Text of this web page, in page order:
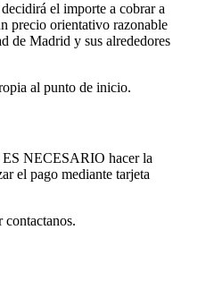
el importe a cobrar a
precio orientativo razonable
de Madrid y sus alrededores
al punto de inicio.
ES NECESARIO hacer la
el pago mediante tarjeta
contactanos.